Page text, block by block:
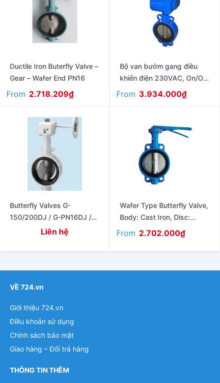
Ductile Iron Buterfly Valve –
Gear – Wafer End PN16
From 2.718.209₫
Bộ van bướm gang điều
khiển điện 230VAC, On/Off
PN16
From 3.934.000₫
Butterfly Valves G-
150/200DJ / G-PN16DJ /
G-10DJ / G-16DJ
Liên hệ
Wafer Type Butterfly Valve,
Body: Cast Iron, Disc:
Ductile, Lever Type Tozen
From 2.702.000₫
VỀ 724.vn
Giới thiệu 724.vn
Điều khoản sử dụng
Chính sách bảo mật
Giao hàng – Đổi trả hàng
THÔNG TIN THÊM